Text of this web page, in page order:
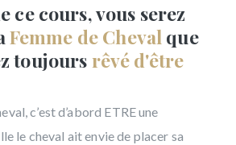
ce cours, vous serez
Femme de Chevalque
toujoursrêvé d'être
c’est d’abord ETRE une
le cheval ait envie de placer sa